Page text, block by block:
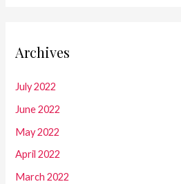
Archives
July 2022
June 2022
May 2022
April 2022
March 2022